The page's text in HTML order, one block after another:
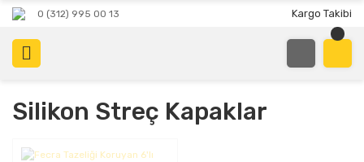
0 (312) 995 00 13 Kargo Takibi
Silikon Streç Kapaklar